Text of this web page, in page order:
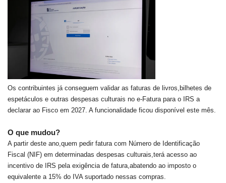
Os contribuintes já conseguem validar as faturas de livros,bilhetes de
espetáculos e outras despesas culturais no e-Fatura para o IRS a
declarar ao Fisco em 2027. A funcionalidade ficou disponível este mês.
O que mudou?
A partir deste ano,quem pedir fatura com Número de Identificação
Fiscal (NIF) em determinadas despesas culturais,terá acesso ao
incentivo de IRS pela exigência de fatura,abatendo ao imposto o
equivalente a 15% do IVA suportado nessas compras.